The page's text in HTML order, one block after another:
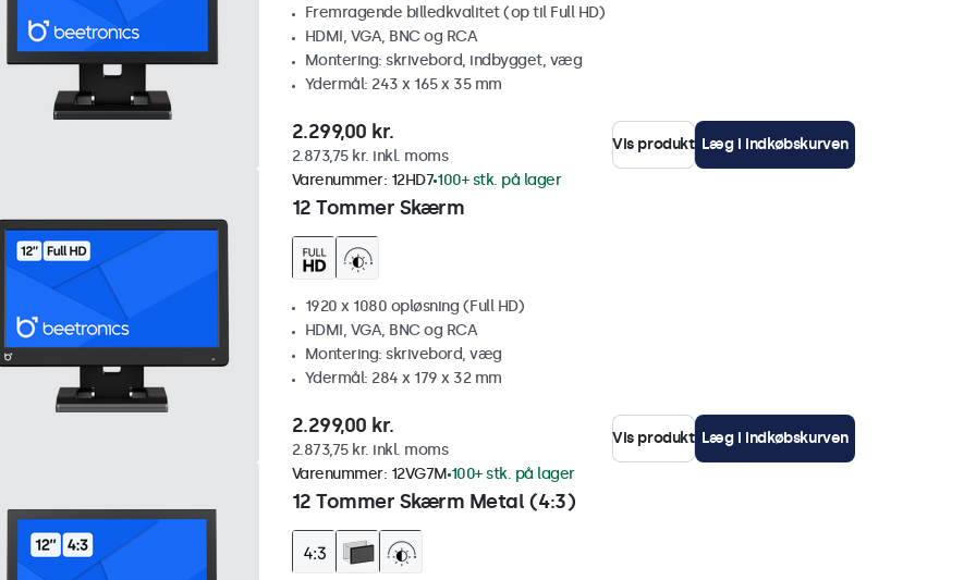
Fremragende billedkvalitet (op til Full HD)
HDMI, VGA, BNC og RCA
Montering: skrivebord, indbygget, væg
Ydermål: 243 x 165 x 35 mm
2.299,00 kr.
2.873,75 kr. inkl. moms
Vis produkt Læg i indkøbskurven
12 Tommer Skærm
Varenummer: 12HD7 100+ stk. på lager
1920 x 1080 opløsning (Full HD)
HDMI, VGA, BNC og RCA
Montering: skrivebord, væg
Ydermål: 284 x 179 x 32 mm
2.299,00 kr.
2.873,75 kr. inkl. moms
Vis produkt Læg i indkøbskurven
12 Tommer Skærm Metal (4:3)
Varenummer: 12VG7M 100+ stk. på lager